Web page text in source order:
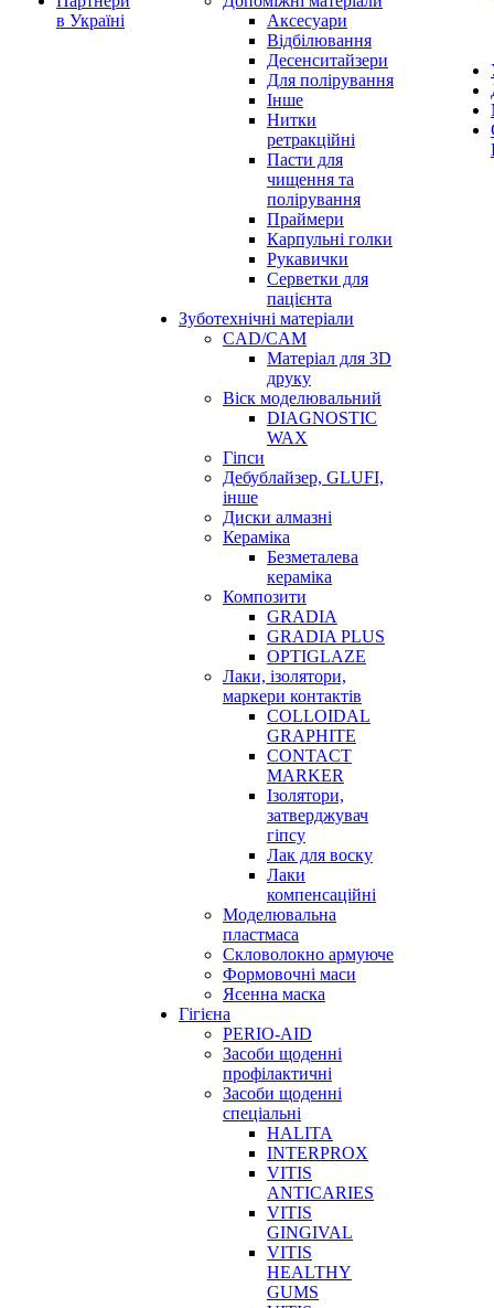
в Україні
Аксесуари
Відбілювання
Десенситайзери
Для полірування
Інше
Нитки
ретракційні
Пасти для
чищення та
полірування
Праймери
Карпульні голки
Рукавички
Серветки для
пацієнта
Зуботехнічні матеріали
CAD/CAM
Матеріал для 3D
друку
Віск моделювальний
DIAGNOSTIC
WAX
Гіпси
Дебублайзер, GLUFI,
інше
Диски алмазні
Кераміка
Безметалева
кераміка
Композити
GRADIA
GRADIA PLUS
OPTIGLAZE
Лаки, ізолятори,
маркери контактів
COLLOIDAL
GRAPHITE
CONTACT
MARKER
Ізолятори,
затверджувач
гіпсу
Лак для воску
Лаки
компенсаційні
Моделювальна
пластмаса
Скловолокно армуюче
Формовочні маси
Ясенна маска
Гігієна
PERIO-AID
Засоби щоденні
профілактичні
Засоби щоденні
спеціальні
HALITA
INTERPROX
VITIS
ANTICARIES
VITIS
GINGIVAL
VITIS
HEALTHY
GUMS